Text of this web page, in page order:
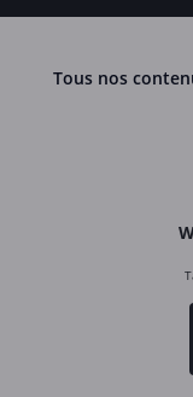
Tous nos